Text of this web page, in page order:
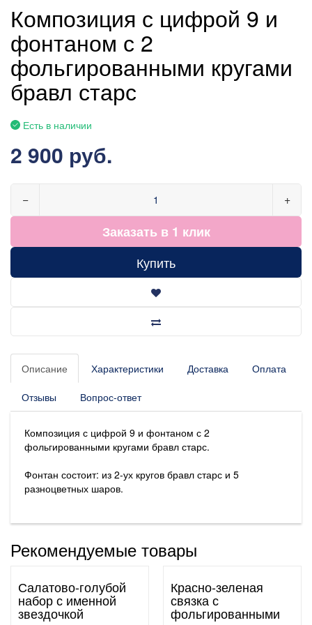
Композиция с цифрой 9 и
фонтаном с 2
фольгированными кругами
бравл старс
Есть в наличии
2 900 руб.
− +
Заказать в 1 клик
Купить
Описание Характеристики Доставка Оплата
Отзывы Вопрос-ответ
Композиция с цифрой 9 и фонтаном с 2
фольгированными кругами бравл старс.
Фонтан состоит: из 2-ух кругов бравл старс и 5
разноцветных шаров.
Рекомендуемые товары
Салатово-голубой
набор с именной
звездочкой
Красно-зеленая
связка с
фольгированными